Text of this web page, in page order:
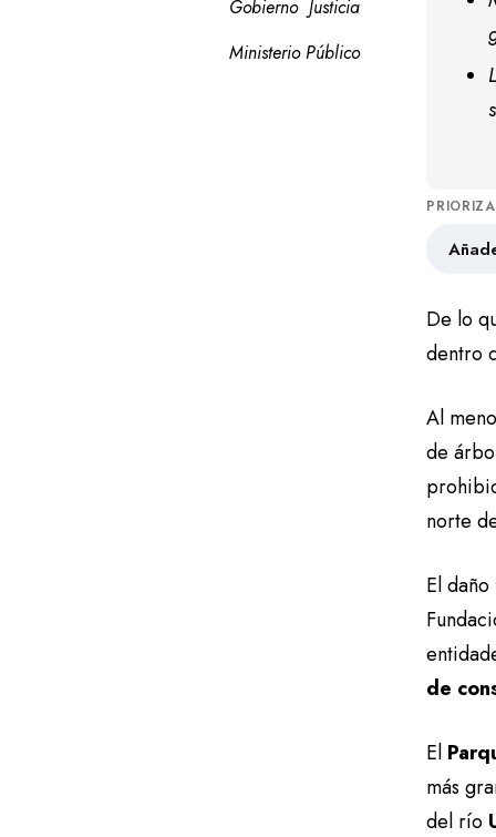
Gobierno Justicia
Ministerio Público
De lo
dentro
Al
de
norte
El
de
El
más
del río